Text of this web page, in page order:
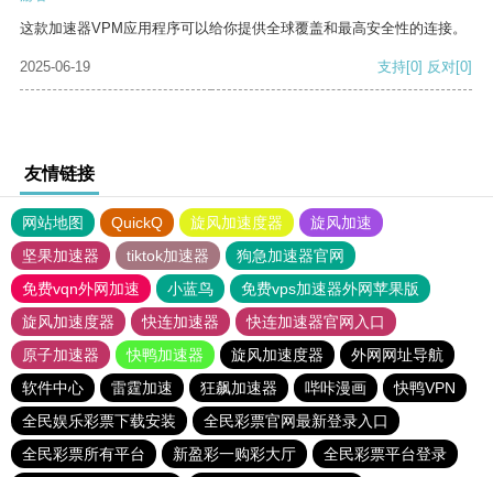
这款加速器VPM应用程序可以给你提供全球覆盖和最高安全性的连接。
2025-06-19 支持[0] 反对[0]
友情链接
网站地图 QuickQ 旋风加速度器
旋风加速
坚果加速器
tiktok加速器
狗急加速器官网
免费vqn外网加速
小蓝鸟
免费vps加速器外网苹果版
旋风加速度器
快连加速器
快连加速器官网入口
原子加速器
快鸭加速器 旋风加速度器
外网网址导航
软件中心
雷霆加速 狂飙加速器 哔咔漫画
快鸭VPN
全民娱乐彩票下载安装
全民彩票官网最新登录入口
全民彩票所有平台
新盈彩一购彩大厅
全民彩票平台登录